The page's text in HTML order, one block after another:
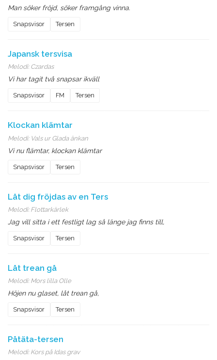
Man söker fröjd, söker framgång vinna.
Snapsvisor Tersen
Japansk tersvisa
Melodi: Czardas
Vi har tagit två snapsar ikväll
Snapsvisor FM Tersen
Klockan klämtar
Melodi: Vals ur Glada änkan
Vi nu flämtar, klockan klämtar
Snapsvisor Tersen
Låt dig fröjdas av en Ters
Melodi: Flottarkärlek
Jag vill sitta i ett festligt lag så länge jag finns till,
Snapsvisor Tersen
Låt trean gå
Melodi: Mors lilla Olle
Höjen nu glaset, låt trean gå,
Snapsvisor Tersen
Påtäta-tersen
Melodi: Kors på Idas grav